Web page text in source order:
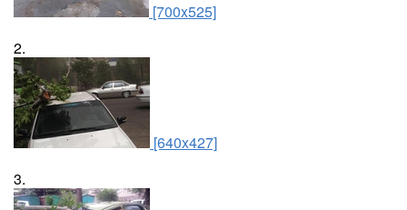
[700x525]
2.
[640x427]
3.